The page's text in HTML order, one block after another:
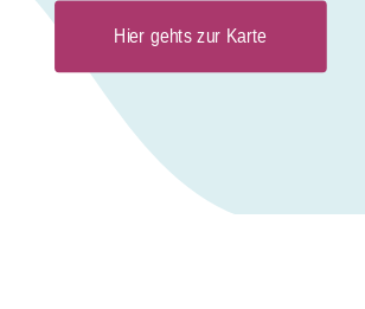
Hier gehts zur Karte